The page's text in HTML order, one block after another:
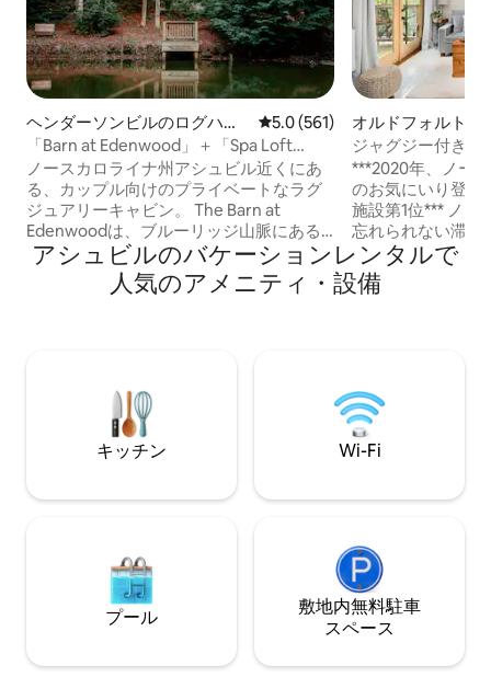
ヘンダーソンビルのログハウ
ス
レビュー561件、5つ星中5.0つ
5.0 (561)
「Barn at Edenwood」＋「Spa Loft
Tub」＋「Luxe Couples Getaway」
ノースカロライナ州アシュビル近くにあ
る、カップル向けのプライベートなラグ
ジュアリーキャビン。 The Barn at
Edenwoodは、ブルーリッジ山脈にある
デザイン重視の山小屋で、ロマンチック
な旅行や静かな一人旅に最適です。浸か
るバスタブ、キングサイズベッド、床か
ダーソンビルのダウンタウンまで12分、
アシュビルまで40分。エキュスタトレイ
ル、デュポンフォレスト、ピスガー国有
林、ビルトモアエステート、ブルーリッ
オルドフォルトの
ウス
ジャグジー付き、
クな豪華ツリーハ
***2020年、ノー
のお気にいり登録
施設第1位*** ノースカロライナ州で最も
忘れられない滞在
ださい。森の奥深
ション、ロマンス
全な平穏のために
しょう。木々に囲
グコーヒーから、
トタブの夜まで、
瞬間が特別な体験
アシュビルのバケーションレンタルで
人気のアメニティ・設備
キッチン Wi-Fi
プール
敷地内無料駐⁠車
ス⁠ペ⁠ー⁠ス